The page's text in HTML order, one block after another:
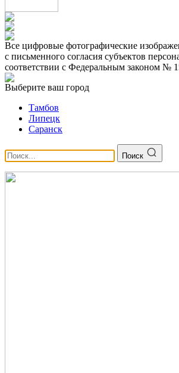
Все цифровые фотографические
с письменного согласия субъектов
соответствии с Федеральным законом №
Выберите ваш город
Тамбов
Липецк
Саранск
Поиск